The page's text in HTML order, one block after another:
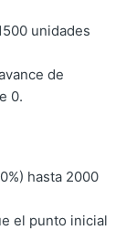
unidades
de
0.
hasta 2000
el punto inicial